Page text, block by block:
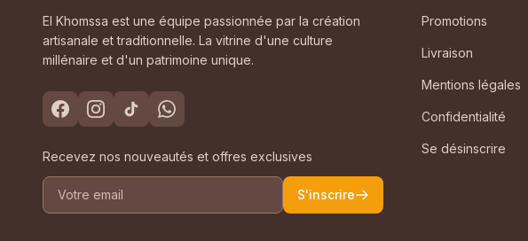
El Khomssa est une équipe passionnée par la création
artisanale et traditionnelle. La vitrine d'une culture
millénaire et d'un patrimoine unique.
Recevez nos nouveautés et offres exclusives
S'inscrire
Promotions
Livraison
Mentions légales
Confidentialité
Se désinscrire